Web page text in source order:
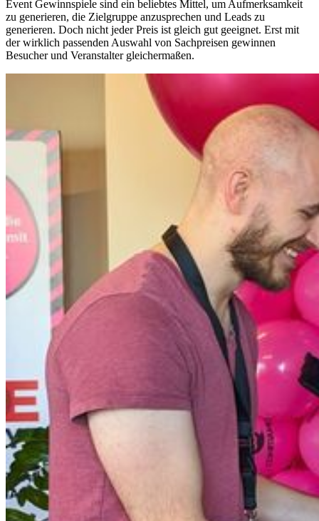
Event Gewinnspiele sind ein beliebtes Mittel, um Aufmerksamkeit
zu generieren, die Zielgruppe anzusprechen und Leads zu
generieren. Doch nicht jeder Preis ist gleich gut geeignet. Erst mit
der wirklich passenden Auswahl von Sachpreisen gewinnen
Besucher und Veranstalter gleichermaßen.